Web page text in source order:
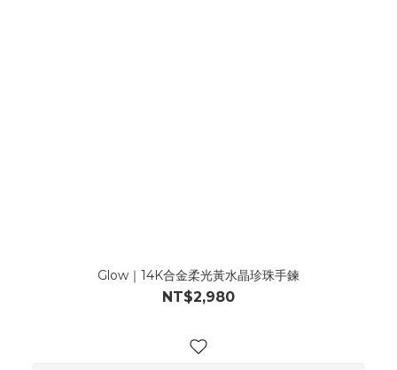
Glow｜14K合金柔光黃水晶珍珠手鍊
NT$2,980